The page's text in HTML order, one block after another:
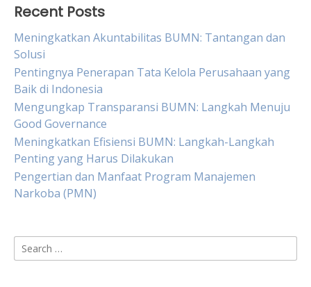
Recent Posts
Meningkatkan Akuntabilitas BUMN: Tantangan dan
Solusi
Pentingnya Penerapan Tata Kelola Perusahaan yang
Baik di Indonesia
Mengungkap Transparansi BUMN: Langkah Menuju
Good Governance
Meningkatkan Efisiensi BUMN: Langkah-Langkah
Penting yang Harus Dilakukan
Pengertian dan Manfaat Program Manajemen
Narkoba (PMN)
Search
for: